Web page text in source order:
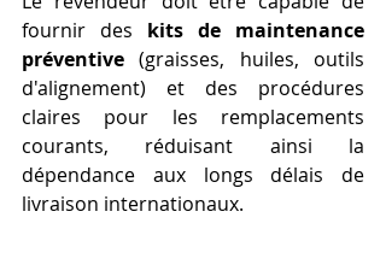
fournir des kits de maintenance
préventive (graisses, huiles, outils
d'alignement) et des procédures
claires pour les remplacements
courants, réduisant ainsi la
dépendance aux longs délais de
livraison internationaux.